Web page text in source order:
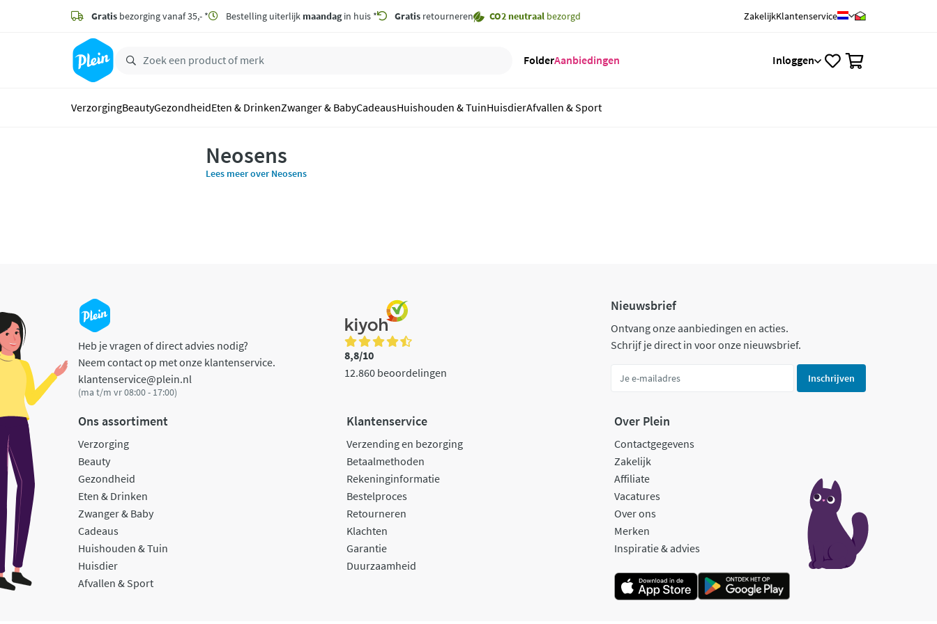
zoeken
hoofdinhoud
Gratis bezorging vanaf 35,- * Bestelling uiterlijk maandagin huis * Gratis retourneren CO2 neutraal bezorgd ZakelijkKlantenservice
FolderAanbiedingen Inloggen
VerzorgingBeautyGezondheidEten & DrinkenZwanger & BabyCadeausHuishouden & TuinHuisdierAfvallen & Sport
Neosens
Lees meer over Neosens
Heb je vragen of direct advies nodig?
Neem contact op met onze klantenservice.
klantenservice@plein.nl
(ma t/m vr 08:00 - 17:00)
8,8/10
12.860 beoordelingen
Nieuwsbrief
Ontvang onze aanbiedingen en acties.
Schrijf je direct in voor onze nieuwsbrief.
Inschrijven
Ons assortiment
Verzorging
Beauty
Gezondheid
Eten & Drinken
Zwanger & Baby
Cadeaus
Huishouden & Tuin
Huisdier
Afvallen & Sport
Klantenservice
Verzending en bezorging
Betaalmethoden
Rekeninginformatie
Bestelproces
Retourneren
Klachten
Garantie
Duurzaamheid
Over Plein
Contactgegevens
Zakelijk
Affiliate
Vacatures
Over ons
Merken
Inspiratie & advies